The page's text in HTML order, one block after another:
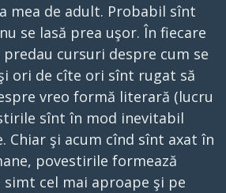
mea de adult. Probabil sînt
se lasă prea uşor. În fiecare
cursuri despre cum se
ori de cîte ori sînt rugat să
vreo formă literară (lucru
sînt în mod inevitabil
Chiar şi acum cînd sînt axat în
povestirile formează
simt cel mai aproape şi pe